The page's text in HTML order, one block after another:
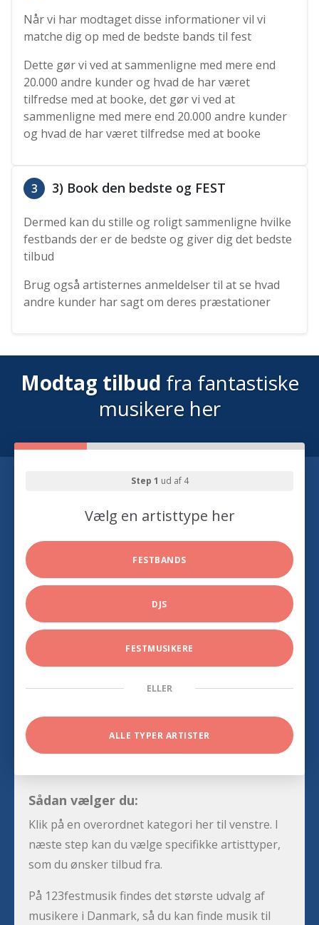
Når vi har modtaget disse informationer vil vi
matche dig op med de bedste bands til fest
Dette gør vi ved at sammenligne med mere end
20.000 andre kunder og hvad de har været
tilfredse med at booke, det gør vi ved at
sammenligne med mere end 20.000 andre kunder
og hvad de har været tilfredse med at booke
3 3) Book den bedste og FEST
Dermed kan du stille og roligt sammenligne hvilke
festbands der er de bedste og giver dig det bedste
tilbud
Brug også artisternes anmeldelser til at se hvad
andre kunder har sagt om deres præstationer
Modtag tilbud fra fantastiske
musikere her
Step 1 ud af 4
Vælg en artisttype her
FESTBANDS
DJS
FESTMUSIKERE
ELLER
ALLE TYPER ARTISTER
Sådan vælger du:
Klik på en overordnet kategori her til venstre. I
næste step kan du vælge specifikke artisttyper,
som du ønsker tilbud fra.
På 123festmusik findes det største udvalg af
musikere i Danmark, så du kan finde musik til